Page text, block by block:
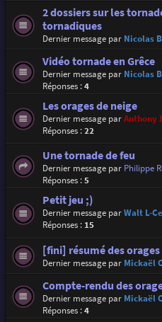
2 dossiers sur les
tornadiques
Dernier message par Nicolas
Vidéo tornade en Grêce
Dernier message par Nicolas
Réponses :4
Les orages de neige
Dernier message parAnthony
Réponses :22
Une tornade de feu
Dernier message par Philippe
Réponses :5
Petit jeu ;)
Dernier message parWalt L-
Réponses : 15
[fini] résumé des orages
Dernier message par Mickaël
Compte-rendu des
Dernier message par Mickaël
Réponses :4